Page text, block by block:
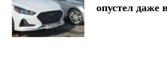
опустел даже